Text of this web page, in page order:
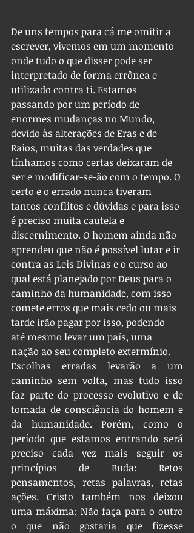
De uns tempos para cá me omitir a
escrever, vivemos em um momento
onde tudo o que disser pode ser
interpretado de forma errônea e
utilizado contra ti. Estamos
passando por um período de
enormes mudanças no Mundo,
devido às alterações de Eras e de
Raios, muitas das verdades que
tínhamos como certas deixaram de
ser e modificar-se-ão com o tempo. O
certo e o errado nunca tiveram
tantos conflitos e dúvidas e para isso
é preciso muita cautela e
discernimento. O homem ainda não
aprendeu que não é possível lutar e ir
contra as Leis Divinas e o curso ao
qual está planejado por Deus para o
caminho da humanidade, com isso
comete erros que mais cedo ou mais
tarde irão pagar por isso, podendo
até mesmo levar um país, uma
nação ao seu completo extermínio.
Escolhas erradas levarão a um
caminho sem volta, mas tudo isso
faz parte do processo evolutivo e de
tomada de consciência do homem e
da humanidade. Porém, como o
período que estamos entrando será
preciso cada vez mais seguir os
princípios de Buda: Retos
pensamentos, retas palavras, retas
ações. Cristo também nos deixou
uma máxima: Não faça para o outro
o que não gostaria que fizesse